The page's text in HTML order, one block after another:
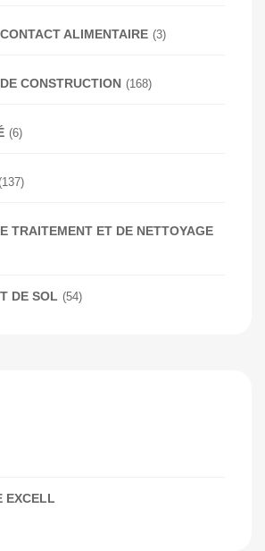
ALIMENTAIRE (3)
CONSTRUCTION (168)
(6)
TRAITEMENT ET DE NETTOYAGE
DE SOL (54)
EXCELL